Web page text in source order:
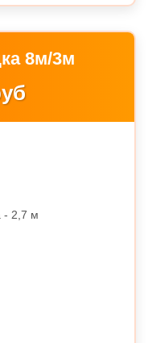
8м/3м
- 2,7 м